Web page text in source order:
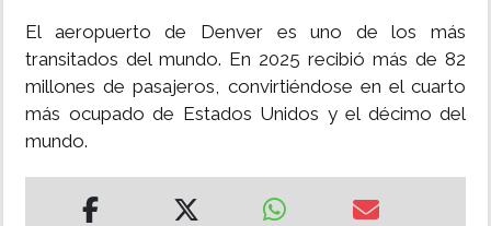
El aeropuerto de Denver es uno de los más
transitados del mundo. En 2025 recibió más de 82
millones de pasajeros, convirtiéndose en el cuarto
más ocupado de Estados Unidos y el décimo del
mundo.